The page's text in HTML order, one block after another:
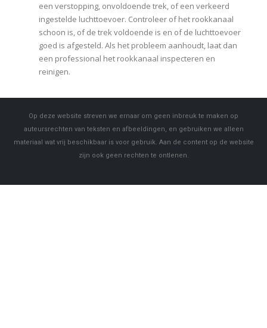
een verstopping, onvoldoende trek, of een verkeerd
ingestelde luchttoevoer. Controleer of het rookkanaal
schoon is, of de trek voldoende is en of de luchttoevoer
goed is afgesteld. Als het probleem aanhoudt, laat dan
een professional het rookkanaal inspecteren en
reinigen.
Op deze website streven we ernaar om geen inbreuk te maken op
auteursrechten van teksten en afbeeldingen, en gebruiken we alleen
materiaal wat vrij beschikbaar is voor gebruik. Aan de content op de website
zijn ook geen rechten te ontlenen.